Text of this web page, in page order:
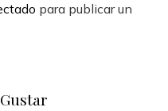
para publicar un